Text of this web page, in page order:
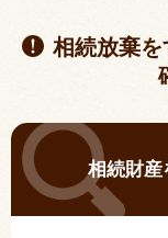
相続放棄を
相続財産